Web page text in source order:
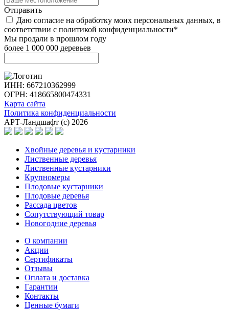
Отправить
Даю согласие на обработку моих персональных данных, в
соответствии с политикой конфиденциальности*
Мы продали в прошлом году
более 1 000 000 деревьев
ИНН: 667210362999
ОГРН: 418665800474331
Карта сайта
Политика конфиденциальности
АРТ-Ландшафт (с) 2026
Хвойные деревья и кустарники
Лиственные деревья
Лиственные кустарники
Крупномеры
Плодовые кустарники
Плодовые деревья
Рассада цветов
Сопутствующий товар
Новогодние деревья
О компании
Акции
Сертификаты
Отзывы
Оплата и доставка
Гарантии
Контакты
Ценные бумаги